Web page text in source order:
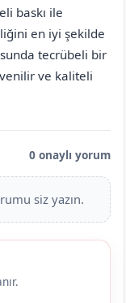
baskı ile
en iyi şekilde
tecrübeli bir
ve kaliteli
0 onaylı yorum
siz yazın.